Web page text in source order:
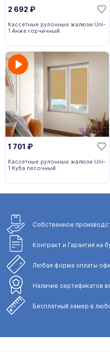
2 692 ₽
Кассетные рулонные жалюзи Uni-
1 Анже горчичный
1 701 ₽
Кассетные рулонные жалюзи Uni-
1 Куба песочный
Собственное
Контракт и Гарантия на
Любая форма оплаты
Наличие сертификатов
Бесплатный замер в